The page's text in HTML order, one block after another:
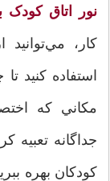
نور اتاق کودک
کار، مي‌توانيد
استفاده کنيد
مکاني که
جداگانه تعبيه
کودکان بهره